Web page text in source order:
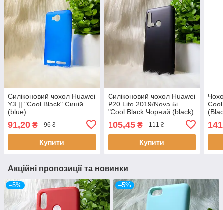
Силіконовий чохол Huawei
Y3 || "Cool Black" Синій
(blue)
91,20 ₴ 96 ₴
Купити
Силіконовий чохол Huawei
P20 Lite 2019/Nova 5i
"Cool Black Чорний (black)
105,45₴ 111 ₴
Купити
Акційні пропозиції та новинки
–5% –5%